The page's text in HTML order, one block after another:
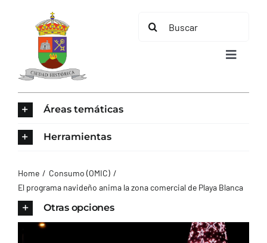
contenido
Buscar:
Toggle
AYUNTAMIENTO
Áreas temáticas
Herramientas
Home
Consumo (OMIC)
El programa navideño anima la zona comercial de Playa Blanca
Otras opciones